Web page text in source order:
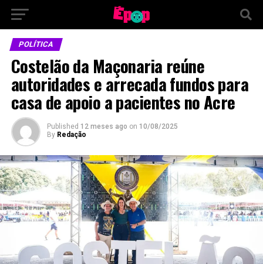
POLÍTICA
Costelão da Maçonaria reúne
autoridades e arrecada fundos para
casa de apoio a pacientes no Acre
Published 12 meses ago on 10/08/2025
By Redação